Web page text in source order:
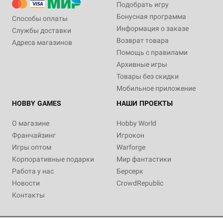
Способы оплаты
Службы доставки
Адреса магазинов
Подобрать игру
Бонусная программа
Информация о заказе
Возврат товара
Помощь с правилами
Архивные игры
Товары без скидки
Мобильное приложение
HOBBY GAMES
О магазине
Франчайзинг
Игры оптом
Корпоративные подарки
Работа у нас
Новости
Контакты
НАШИ ПРОЕКТЫ
Hobby World
Игрокон
Warforge
Мир фантастики
Берсерк
CrowdRepublic